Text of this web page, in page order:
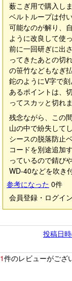
薮こぎ用で購入し
ベルトループは付
可能なのが解り、
ように改良して使
前に一回研ぎに出
ってきたあとの切
の笹竹などもなぎ
鉈のようにV字で
あるポイントは、
ってスカッと切れま
残念ながら、この
山の中で紛失して
シースの脱落防止
コードを別途追加
っているので錆び
WD-40などを吹き
参考になった 0件
会員登録・ログイ
投稿日
1件のレビューがござ